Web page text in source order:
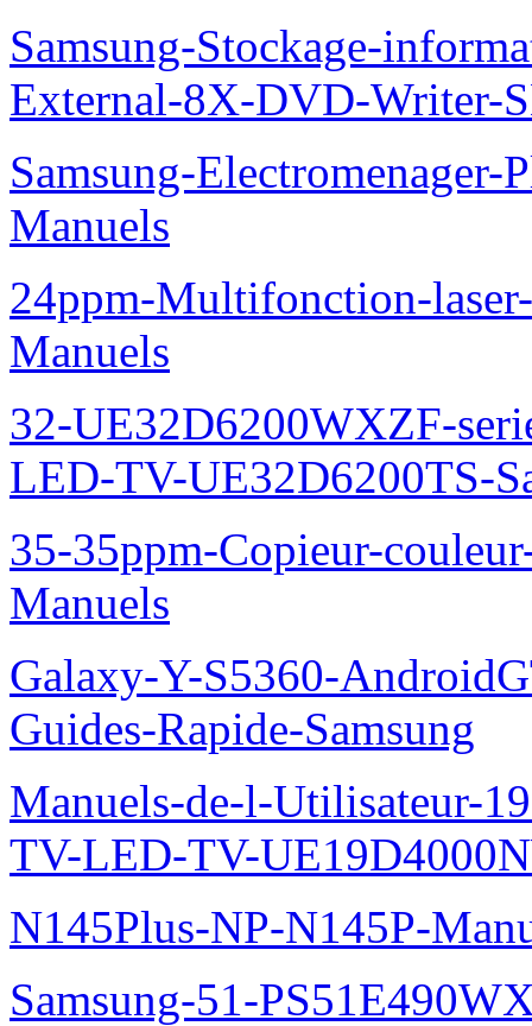
Samsung-Stockage-
External-8X-DVD-Writer-
Samsung-Electromenager-
Manuels
24ppm-Multifonction-
Manuels
32-UE32D6200WXZF-
LED-TV-UE32D6200TS-
35-35ppm-Copieur-
Manuels
Galaxy-Y-S5360-
Guides-Rapide-Samsung
Manuels-de-l-Utilisateur-
TV-LED-TV-
N145Plus-NP-N145P-
Samsung-51-